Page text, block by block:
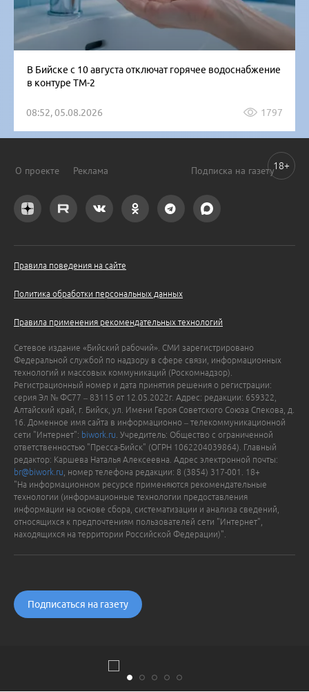
В Бийске с 10 августа отключат горячее водоснабжение
в контуре ТМ-2
08:52, 05.08.2026 1797
О проекте Реклама Подписка на газету
Правила поведения на сайте
Политика обработки персональных данных
Правила применения рекомендательных технологий
Сетевое издание «Бийский рабочий». СМИ зарегистрировано
Федеральной службой по надзору в сфере связи, информационных
технологий и массовых коммуникаций (Роскомнадзор).
Регистрационный номер и дата принятия решения о регистрации:
серия Эл № ФС77 – 83115 от 12.05.2022г. Адрес: редакции: 659322,
Алтайский край, г. Бийск, ул. Имени Героя Советского Союза Спекова, д.
16. Доменное имя сайта в информационно – телекоммуникационной
сети "Интернет": biwork.ru . Учредитель: Общество с ограниченной
ответственностью "Пресса-Бийск" (ОГРН 1062204039864). Главный
редактор: Каршева Наталья Алексеевна. Адрес электронной почты:
br@biwork.ru , номер телефона редакции: 8 (3854) 317-001. 18+
"На информационном ресурсе применяются рекомендательные
технологии (информационные технологии предоставления
информации на основе сбора, систематизации и анализа сведений,
относящихся к предпочтениям пользователей сети "Интернет",
находящихся на территории Российской Федерации)".
Подписаться на газету
18+